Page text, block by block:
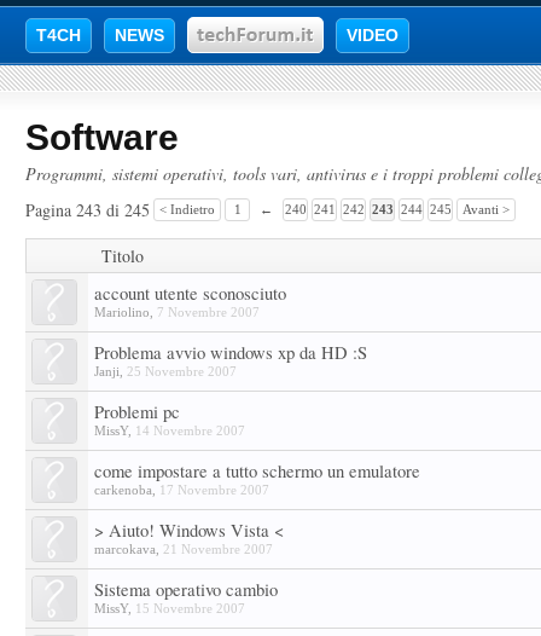
T4CH NEWS VIDEO
Software
Programmi, sistemi operativi, tools vari, antivirus e i troppi problemi
Pagina 243 di 245
< Indietro 1 ← 240 241 242 243 244 245 Avanti >
Titolo
account utente sconosciuto
Mariolino 7 Novembre 2007
Problema avvio windows xp da HD :S
Janji 25 Novembre 2007
Problemi pc
MissY, 14 Novembre 2007
come impostare a tutto schermo un emulatore
carkenoba 17 Novembre 2007
> Aiuto! Windows Vista <
marcokava 21 Novembre 2007
Sistema operativo cambio
MissY, 15 Novembre 2007